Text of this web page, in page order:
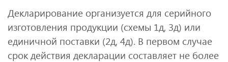
Декларирование организуется для серийного
изготовления продукции (схемы 1д, 3д) или
единичной поставки (2д, 4д). В первом случае
срок действия декларации составляет не более